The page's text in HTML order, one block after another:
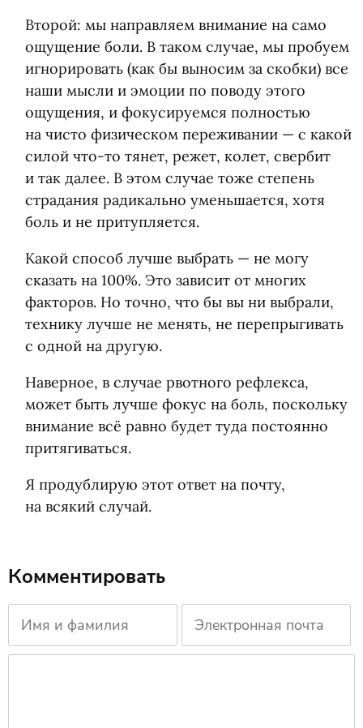
Второй: мы направляем внимание на само
ощущение боли. В таком случае, мы пробуем
игнорировать (как бы выносим за скобки) все
наши мысли и эмоции по поводу этого
ощущения, и фокусируемся полностью
на чисто физическом переживании — с какой
силой что-то тянет, режет, колет, свербит
и так далее. В этом случае тоже степень
страдания радикально уменьшается, хотя
боль и не притупляется.
Какой способ лучше выбрать — не могу
сказать на 100%. Это зависит от многих
факторов. Но точно, что бы вы ни выбрали,
технику лучше не менять, не перепрыгивать
с одной на другую.
Наверное, в случае рвотного рефлекса,
может быть лучше фокус на боль, поскольку
внимание всё равно будет туда постоянно
притягиваться.
Я продублирую этот ответ на почту,
на всякий случай.
Комментировать